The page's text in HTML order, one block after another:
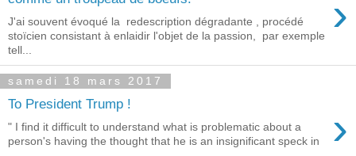
›
J'ai souvent évoqué la redescription dégradante , procédé
stoïcien consistant à enlaidir l'objet de la passion, par exemple
tell...
samedi 18 mars 2017
To President Trump ! ›
" I find it difficult to understand what is problematic about a
person's having the thought that he is an insignificant speck in